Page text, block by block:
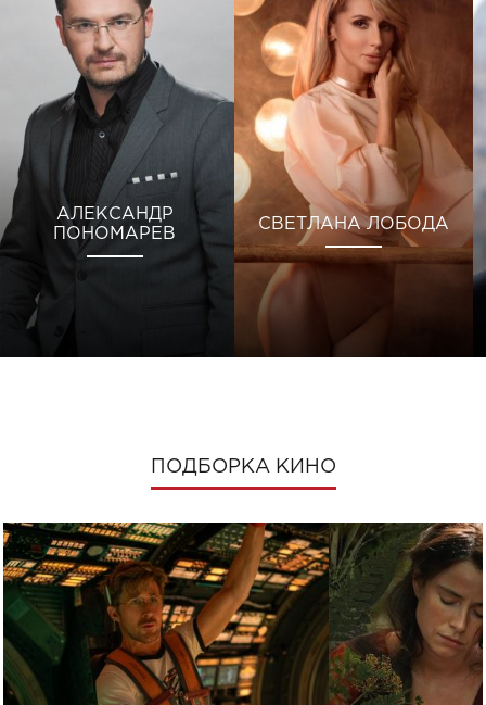
АЛЕКСАНДР
ПОНОМАРЕВ
СВЕТЛАНА ЛОБОДА
ПОДБОРКА КИНО